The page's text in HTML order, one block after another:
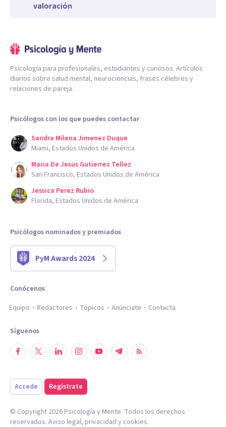
valoración
Psicología para profesionales, estudiantes y curiosos. Artículos
diarios sobre salud mental, neurociencias, frases célebres y
relaciones de pareja.
Psicólogos con los que puedes contactar
Sandra Milena Jimenez Duque
Miami, Estados Unidos de América
Maria De Jesus Gutierrez Tellez
San Francisco, Estados Unidos de América
Jessica Perez Rubio
Florida, Estados Unidos de América
Psicólogos nominados y premiados
PyM Awards 2024
Conócenos
Equipo
Redactores Tópicos Anúnciate Contacta
Síguenos
Accede Regístrate
© Copyright 2026Psicología y Mente. Todos los derechos
reservados. Aviso legal, privacidad y cookies.